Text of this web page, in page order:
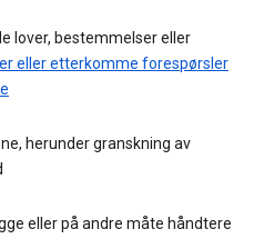
lover, bestemmelser eller
eller etterkomme forespørsler
herunder granskning av
eller på andre måte håndtere